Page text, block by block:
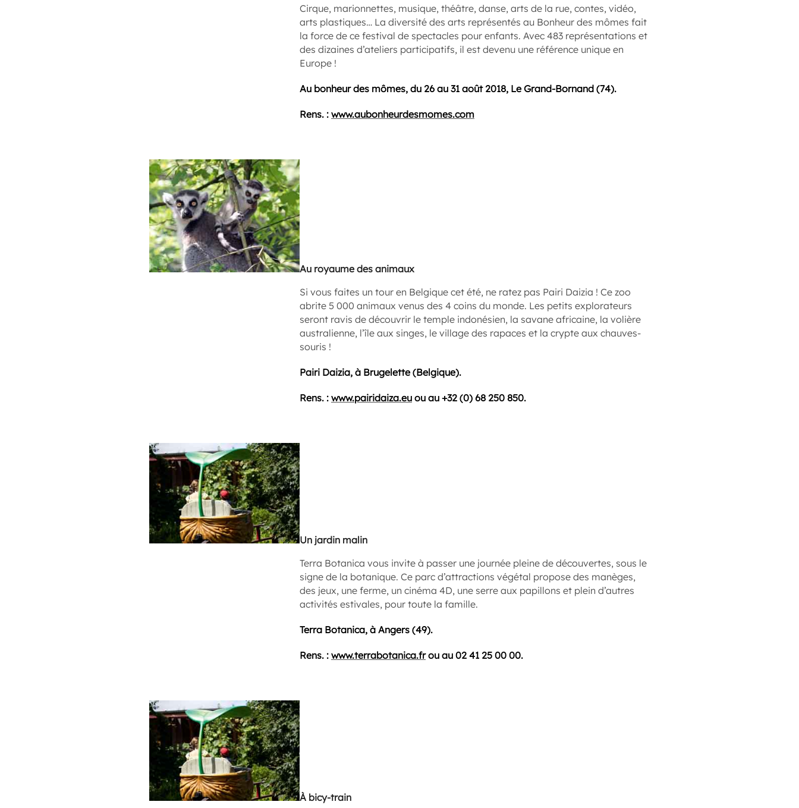
Cirque, marionnettes, musique, théâtre, danse, arts de la rue, contes, vidéo,
arts plastiques… La diversité des arts représentés au Bonheur des mômes fait
la force de ce festival de spectacles pour enfants. Avec 483 représentations et
des dizaines d’ateliers participatifs, il est devenu une référence unique en
Europe !
Au bonheur des mômes, du 26 au 31 août 2018, Le Grand-Bornand (74).
Rens. : www.aubonheurdesmomes.com
Au royaume des animaux
Si vous faites un tour en Belgique cet été, ne ratez pas Pairi Daizia ! Ce zoo
abrite 5 000 animaux venus des 4 coins du monde. Les petits explorateurs
seront ravis de découvrir le temple indonésien, la savane africaine, la volière
australienne, l’île aux singes, le village des rapaces et la crypte aux chauves-
souris !
Pairi Daizia, à Brugelette (Belgique).
Rens. : www.pairidaiza.eu ou au +32 (0) 68 250 850.
Un jardin malin
Terra Botanica vous invite à passer une journée pleine de découvertes, sous le
signe de la botanique. Ce parc d’attractions végétal propose des manèges,
des jeux, une ferme, un cinéma 4D, une serre aux papillons et plein d’autres
activités estivales, pour toute la famille.
Terra Botanica, à Angers (49).
Rens. : www.terrabotanica.frou au 02 41 25 00 00.
À bicy-train